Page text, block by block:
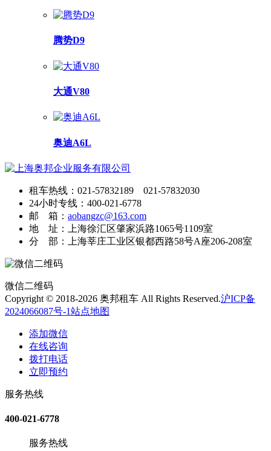
腾势D9
大通V80
奥迪A6L
租车热线：021-57832189 021-57832030
24小时专线：400-021-6778
邮 箱： aobangzc@163.com
地 址：上海徐汇区肇家浜路1065号1109室
分 部：上海莘庄工业区银都西路58号A座206-208室
微信二维码
Copyright © 2018-2026 奥邦租车 All Rights Reserved.沪ICP备
2024066087号-1站点地图
添加微信
在线咨询
拨打电话
立即预约
服务热线
400-021-6778
服务热线